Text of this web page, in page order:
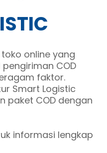
online yang
COD
faktor.
Smart Logistic
paket COD dengan
informasi lengkap